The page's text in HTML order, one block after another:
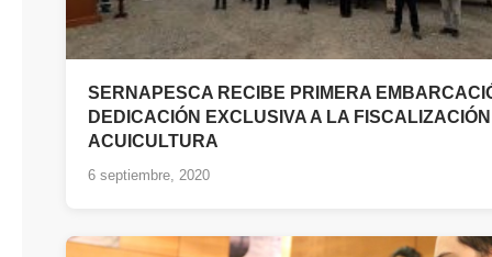
SERNAPESCA RECIBE PRIMERA
DEDICACIÓN EXCLUSIVA A LA
ACUICULTURA
6 septiembre, 2020